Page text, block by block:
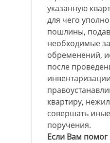
указанную
для чего
пошлины,
необходимые
обременений,
после
квартиру,
совершать
поручения.
Если Вам помог